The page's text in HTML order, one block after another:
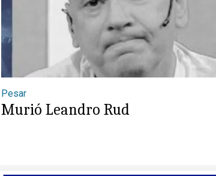
Pesar
Murió Leandro Rud